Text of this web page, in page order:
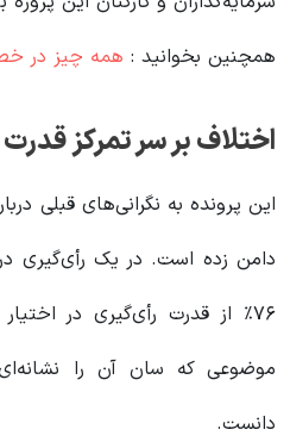
همچنین بخوانید : همه چیز در
اختلاف بر سر تمرکز
این پرونده به نگرانی‌های قبلی
دامن زده است. در یک
موضوعی که سان آن را نشانه‌ای
دانست.